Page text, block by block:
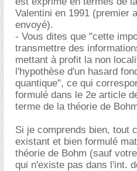
Valentini en 1991 (premier
envoyé).
- Vous dites que "cette
transmettre des
mettant à profit la non
l'hypothèse d'un hasard
quantique", ce qui
formulé dans le 2e article
terme de la théorie de
Si je comprends bien, tout
existant et bien formulé
théorie de Bohm (sauf
qui n'existe pas dans l'int.